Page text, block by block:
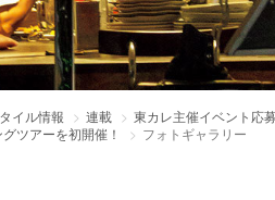
イル情報 連載
東カレ主催イベント応
ツアーを初開催！
フォトギャラリー